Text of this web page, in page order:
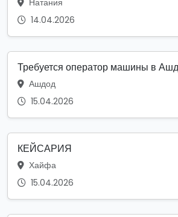
Натания
14.04.2026
Требуется оператор машины в
Ашдод
15.04.2026
КЕЙСАРИЯ
Хайфа
15.04.2026